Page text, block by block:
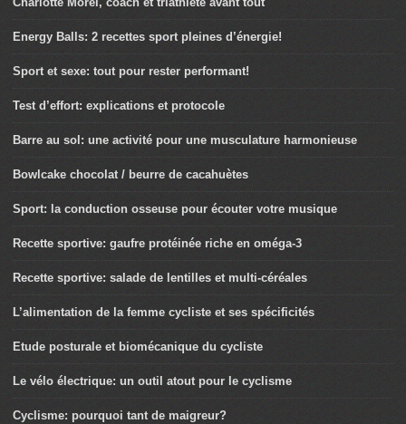
Energy Balls: 2 recettes sport pleines d’énergie!
Sport et sexe: tout pour rester performant!
Test d’effort: explications et protocole
Barre au sol: une activité pour une musculature harmonieuse
Bowlcake chocolat / beurre de cacahuètes
Sport: la conduction osseuse pour écouter votre musique
Recette sportive: gaufre protéinée riche en oméga-3
Recette sportive: salade de lentilles et multi-céréales
L’alimentation de la femme cycliste et ses spécificités
Etude posturale et biomécanique du cycliste
Le vélo électrique: un outil atout pour le cyclisme
Cyclisme: pourquoi tant de maigreur?